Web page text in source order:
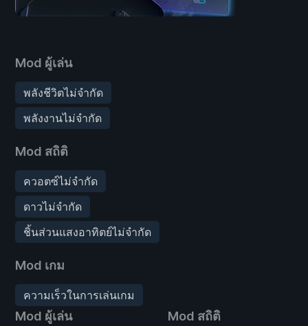
Mod ผู้เล่น
พลังชีวิตไม่จำกัด
พลังงานไม่จำกัด
Mod สถิติ
ควอตซ์ไม่จำกัด
ดาวไม่จำกัด
ชิ้นส่วนแสงอาทิตย์ไม่จำกัด
Mod เกม
ความเร็วในการเล่นเกม
Mod ผู้เล่น Mod สถิติ